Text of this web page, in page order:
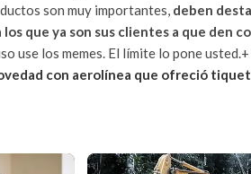
son muy importantes, deben
que ya son sus clientes a que den
use los memes. El límite lo pone usted.+
con aerolínea que ofreció